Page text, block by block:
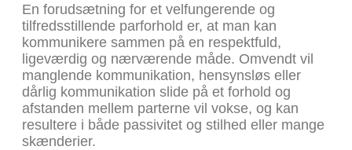
En forudsætning for et velfungerende og
tilfredsstillende parforhold er, at man kan
kommunikere sammen på en respektfuld,
ligeværdig og nærværende måde. Omvendt vil
manglende kommunikation, hensynsløs eller
dårlig kommunikation slide på et forhold og
afstanden mellem parterne vil vokse, og kan
resultere i både passivitet og stilhed eller mange
skænderier.